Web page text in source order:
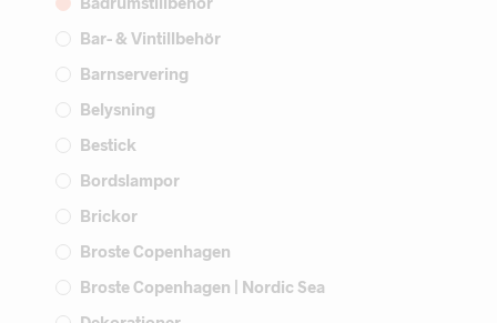
Bar- & Vintillbehör
Barnservering
Belysning
Bestick
Bordslampor
Brickor
Broste Copenhagen
Broste Copenhagen | Nordic Sea